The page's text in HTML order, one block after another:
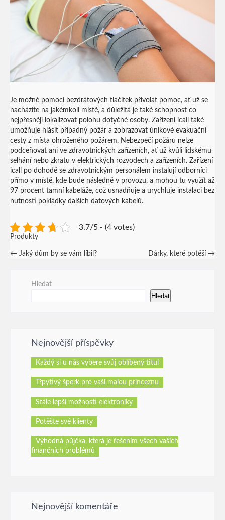
Je možné pomocí bezdrátových tlačítek přivolat pomoc, ať už se
nacházíte na jakémkoli místě, a důležitá je také schopnost co
nejpřesněji lokalizovat polohu dotyčné osoby. Zařízení icall
také
umožňuje hlásit případný požár a zobrazovat únikové evakuační
cesty z místa ohroženého požárem. Nebezpečí požáru nelze
podceňovat ani ve zdravotnických zařízeních, ať už kvůli lidskému
selhání nebo zkratu v elektrických rozvodech a zařízeních. Zařízení
icall po dohodě se zdravotnickým personálem instalují odborníci
přímo v místě, kde bude následně v provozu, a mohou tu využít až
97 procent tamní kabeláže, což usnadňuje a urychluje instalaci bez
nutnosti pokládky dalších datových kabelů.
3.7/5 - (4 votes)
Produkty
Post
← Jaký dům by se vám líbil? Dárky, které potěší →
Hledat
Hledat
Nejnovější příspěvky
Každý si u nás vybere svůj oblíbený titul
Třpytivý šperk pro vaši malou princeznu
Stále lepší možnosti elektroniky
Potěšte své klienty
Výhodná půjčka, která je řešením všech vašich
finančních problémů
Nejnovější komentáře